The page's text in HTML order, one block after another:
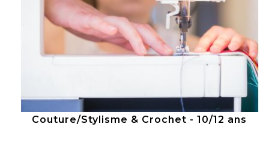
Couture/Stylisme & Crochet - 10/12 ans